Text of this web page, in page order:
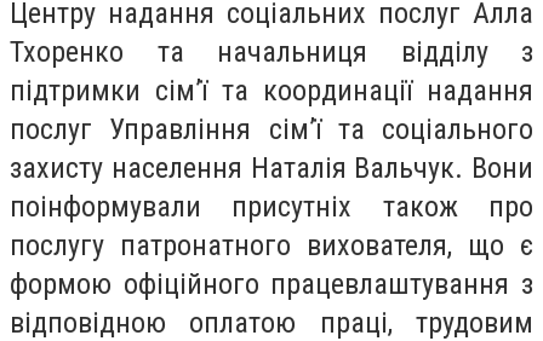
Центру надання соціальних послуг Алла
Тхоренко та начальниця відділу з
підтримки сім’ї та координації надання
послуг Управління сім’ї та соціального
захисту населення Наталія Вальчук. Вони
поінформували присутніх також про
послугу патронатного вихователя, що є
формою офіційного працевлаштування з
відповідною оплатою праці, трудовим